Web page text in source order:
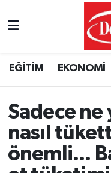
EĞİTİM EKONOMİ
Sadece
nasıl
önemli...
Puan Durumu
Tüm Manşetler
Son Dakika